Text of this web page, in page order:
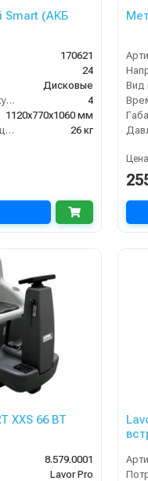
Smart (АКБ
170621
24
Дисковые
Время работы от аккумуляторов (ч)
4
1120х770х1060 мм
Давление прижима щеток
26 кг
Вид
Цена
XXS 66 BT
8.579.0001
Lavor Pro